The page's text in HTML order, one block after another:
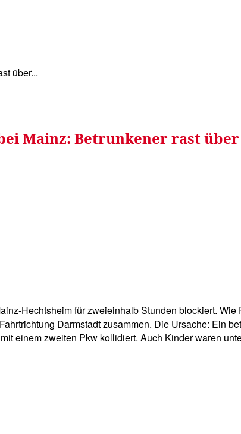
über...
Mainz: Betrunkener rast
Hechtsheim für zweieinhalb Stunden blockiert.
Darmstadt zusammen. Die Ursache: Ein
einem zweiten Pkw kollidiert. Auch Kinder waren